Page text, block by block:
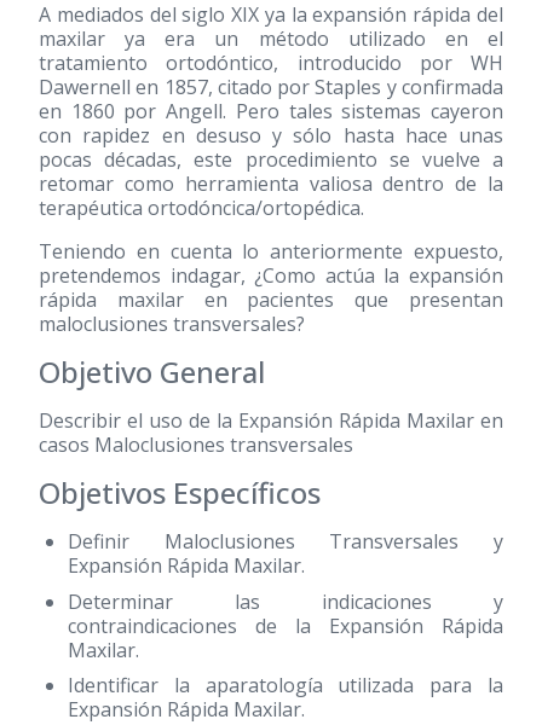
A mediados del siglo XIX ya la expansión rápida del
maxilar ya era un método utilizado en el
tratamiento ortodóntico, introducido por WH
Dawernell en 1857, citado por Staples y confirmada
en 1860 por Angell. Pero tales sistemas cayeron
con rapidez en desuso y sólo hasta hace unas
pocas décadas, este procedimiento se vuelve a
retomar como herramienta valiosa dentro de la
terapéutica ortodóncica/ortopédica.
Teniendo en cuenta lo anteriormente expuesto,
pretendemos indagar, ¿Como actúa la expansión
rápida maxilar en pacientes que presentan
maloclusiones transversales?
Objetivo General
Describir el uso de la Expansión Rápida Maxilar en
casos Maloclusiones transversales
Objetivos Específicos
Definir Maloclusiones Transversales y
Expansión Rápida Maxilar.
Determinar las indicaciones y
contraindicaciones de la Expansión Rápida
Maxilar.
Identificar la aparatología utilizada para la
Expansión Rápida Maxilar.